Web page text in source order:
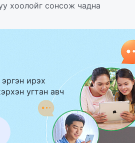
хоолойг сонсож чадна
ирэх
угтан авч